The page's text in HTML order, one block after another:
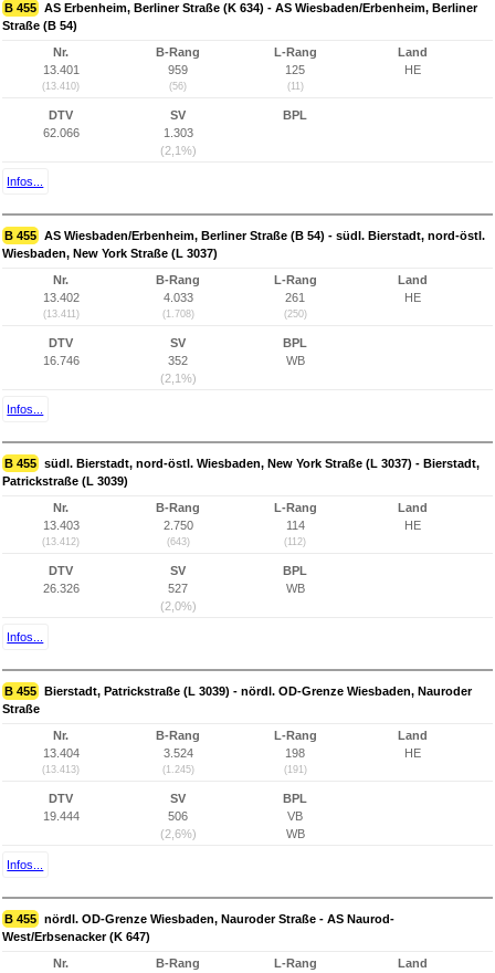
B 455 AS Erbenheim, Berliner Straße (K 634) - AS Wiesbaden/Erbenheim, Berliner
Straße (B 54)
Nr.
13.401
(13.410)
B-Rang
959
(56)
L-Rang
125
(11)
Land
HE
DTV
62.066
SV
1.303
(2,1%)
BPL
Infos...
B 455 AS Wiesbaden/Erbenheim, Berliner Straße (B 54) - südl. Bierstadt, nord-östl.
Wiesbaden, New York Straße (L 3037)
Nr.
13.402
(13.411)
B-Rang
4.033
(1.708)
L-Rang
261
(250)
Land
HE
DTV
16.746
SV
352
(2,1%)
BPL
WB
Infos...
B 455 südl. Bierstadt, nord-östl. Wiesbaden, New York Straße (L 3037) - Bierstadt,
Patrickstraße (L 3039)
Nr.
13.403
(13.412)
B-Rang
2.750
(643)
L-Rang
114
(112)
Land
HE
DTV
26.326
SV
527
(2,0%)
BPL
WB
Infos...
B 455 Bierstadt, Patrickstraße (L 3039) - nördl. OD-Grenze Wiesbaden, Nauroder
Straße
Nr.
13.404
(13.413)
B-Rang
3.524
(1.245)
L-Rang
198
(191)
Land
HE
DTV
19.444
SV
506
(2,6%)
BPL
VB
WB
Infos...
B 455 nördl. OD-Grenze Wiesbaden, Nauroder Straße - AS Naurod-
West/Erbsenacker (K 647)
Nr.
B-Rang
L-Rang
Land